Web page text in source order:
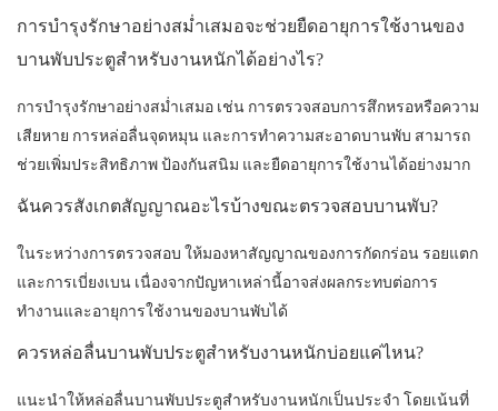
การบำรุงรักษาอย่างสม่ำเสมอจะช่วยยืดอายุการใช้งานของ
บานพับประตูสำหรับงานหนักได้อย่างไร?
การบำรุงรักษาอย่างสม่ำเสมอ เช่น การตรวจสอบการสึกหรอหรือความ
เสียหาย การหล่อลื่นจุดหมุน และการทำความสะอาดบานพับ สามารถ
ช่วยเพิ่มประสิทธิภาพ ป้องกันสนิม และยืดอายุการใช้งานได้อย่างมาก
ฉันควรสังเกตสัญญาณอะไรบ้างขณะตรวจสอบบานพับ?
ในระหว่างการตรวจสอบ ให้มองหาสัญญาณของการกัดกร่อน รอยแตก
และการเบี่ยงเบน เนื่องจากปัญหาเหล่านี้อาจส่งผลกระทบต่อการ
ทำงานและอายุการใช้งานของบานพับได้
ควรหล่อลื่นบานพับประตูสำหรับงานหนักบ่อยแค่ไหน?
แนะนำให้หล่อลื่นบานพับประตูสำหรับงานหนักเป็นประจำ โดยเน้นที่